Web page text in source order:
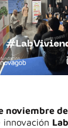
noviembre